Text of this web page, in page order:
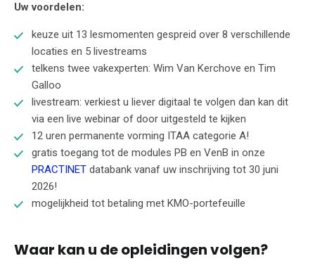
Uw voordelen:
keuze uit 13 lesmomenten gespreid over 8 verschillende
locaties en 5 livestreams
telkens twee vakexperten: Wim Van Kerchove en Tim
Galloo
livestream: verkiest u liever digitaal te volgen dan kan dit
via een live webinar of door uitgesteld te kijken
12 uren permanente vorming ITAA categorie A!
gratis toegang tot de modules PB en VenB in onze
PRACTINET databank vanaf uw inschrijving tot 30 juni
2026!
mogelijkheid tot betaling met KMO-portefeuille
Waar kan u de opleidingen volgen?